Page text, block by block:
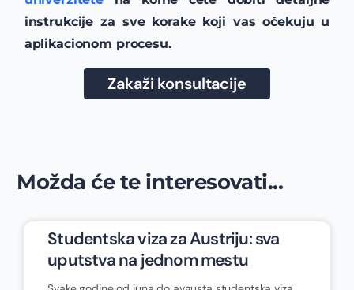
instrukcije za sve korake koji vas očekuju u
aplikacionom procesu.
Zakaži konsultacije
Možda će te interesovati...
Studentska viza za Austriju: sva
uputstva na jednom mestu